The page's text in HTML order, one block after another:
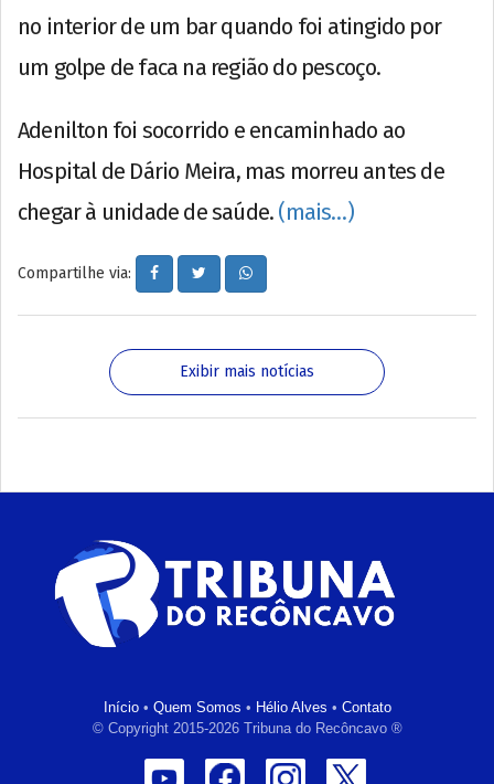
no interior de um bar quando foi atingido por
um golpe de faca na região do pescoço.
Adenilton foi socorrido e encaminhado ao
Hospital de Dário Meira, mas morreu antes de
chegar à unidade de saúde. (mais…)
Compartilhe via:
Exibir mais notícias
Início• Quem Somos • Hélio Alves • Contato
© Copyright 2015-2026 Tribuna do Recôncavo ®